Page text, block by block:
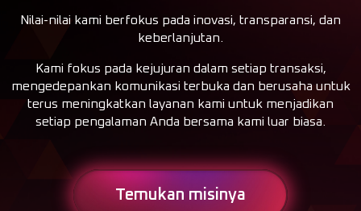
Nilai-nilai kami berfokus pada inovasi, transparansi, dan
keberlanjutan.
Kami fokus pada kejujuran dalam setiap transaksi,
mengedepankan komunikasi terbuka dan berusaha untuk
terus meningkatkan layanan kami untuk menjadikan
setiap pengalaman Anda bersama kami luar biasa.
Temukan misinya